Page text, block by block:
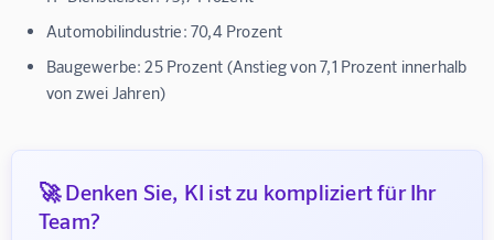
Automobilindustrie: 70,4 Prozent
Baugewerbe: 25 Prozent (Anstieg von 7,1 Prozent innerhalb
von zwei Jahren)
🚀 Denken Sie, KI ist zu kompliziert für Ihr
Team?